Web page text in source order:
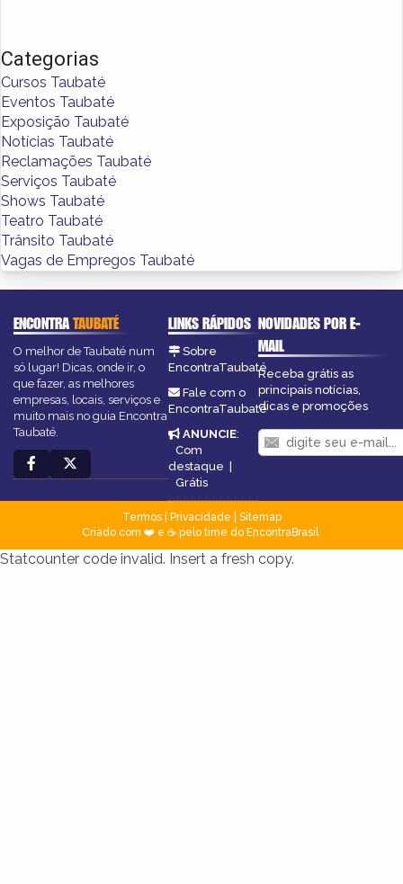
Categorias
Cursos Taubaté
Eventos Taubaté
Exposição Taubaté
Notícias Taubaté
Reclamações Taubaté
Serviços Taubaté
Shows Taubaté
Teatro Taubaté
Trânsito Taubaté
Vagas de Empregos Taubaté
ENCONTRATAUBATÉ
O melhor de Taubaté num
só lugar! Dicas, onde ir, o
que fazer, as melhores
empresas, locais, serviços e
muito mais no guia Encontra
Taubaté.
LINKS RÁPIDOS
Sobre
EncontraTaubaté
Fale com o
EncontraTaubaté
ANUNCIE:
Com
destaque |
Grátis
NOVIDADES POR E-
MAIL
Receba grátis as
principais notícias,
dicas e promoções
Termos| Privacidade
Sitemap
Criado com ❤️ e ☕ pelo time do EncontraBrasil
Statcounter code invalid. Insert a fresh copy.